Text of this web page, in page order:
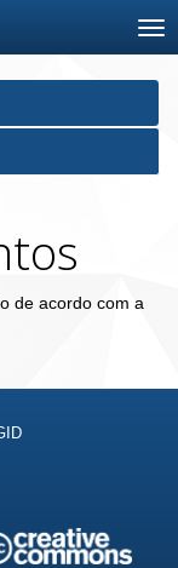
de acordo com a